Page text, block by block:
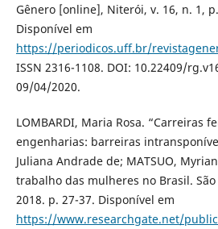
Gênero [online], Niterói, v. 16, n. 1,
Disponível em
https://periodicos.uff.br/
ISSN 2316-1108. DOI: 10.22409/
09/04/2020.
LOMBARDI, Maria Rosa. “Carreiras
engenharias: barreiras
Juliana Andrade de; MATSUO,
trabalho das mulheres no Brasil.
2018. p. 27-37. Disponível em
https://www.researchgate.net/